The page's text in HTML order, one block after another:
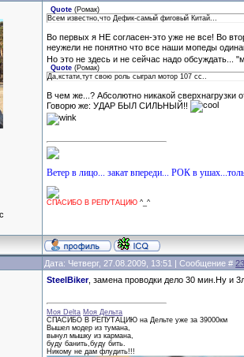
Quote (Ромак)
Всем известно,что Дефик-самый фиговый Китай...
Во первых я НЕ согласен-это уже не все! Во
неужели не понятно что все наши мопеды
Но это не здесь и не сейчас надо обсуждать...
Quote (Ромак)
Да,кстати,тут свою роль сыграл мотор 107 сс..
В чем же...? Абсолютно никакой сверхнагрузки
Говорю же: УДАР БЫЛ СИЛЬНЫЙ!!
Ветер в лицо... закат впереди... РОК в
СПАСИБО В РЕПУТАЦИЮ ^_^
Дата: Четверг, 27.08.2009, 13:51 | Сообщение #23
SteelBiker, замена проводки дело 30 мин.Ну и
Моя Delta Моя Дельта
СПАСИБО В РЕПУТАЦИЮ на Дельте уже за 39000км
Вышел модер из тумана,
вынул мышку из кармана,
буду банить,буду бить.
Никому не дам флудить!!!